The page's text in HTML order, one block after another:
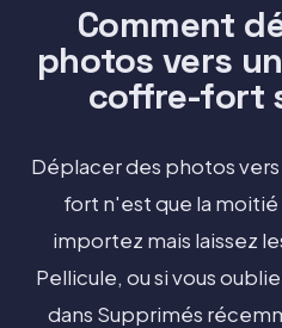
Comment
photos vers
coffre-fort
Déplacer des photos
fort n'est que la moitié
importez mais laissez
Pellicule, ou si vous
dans Supprimés